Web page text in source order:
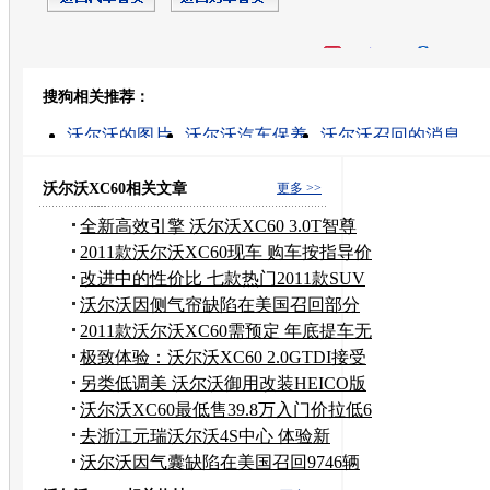
转发至：
搜狗相关推荐：
沃尔沃的图片 沃尔沃汽车保养
沃尔沃召回的消息
沃尔沃二手汽车
沃尔沃汽车配件
沃尔沃汽车维修点
更多 >>
沃尔沃XC60相关文章
全新高效引擎 沃尔沃XC60 3.0T智尊
版
2011款沃尔沃XC60现车 购车按指导价
销售
改进中的性价比 七款热门2011款SUV
盘点
沃尔沃因侧气帘缺陷在美国召回部分
XC60
2011款沃尔沃XC60需预定 年底提车无
优惠
极致体验：沃尔沃XC60 2.0GTDI接受
预订
另类低调美 沃尔沃御用改装HEICO版
XC60
沃尔沃XC60最低售39.8万入门价拉低6
万
去浙江元瑞沃尔沃4S中心 体验新
XC602.0T
沃尔沃因气囊缺陷在美国召回9746辆